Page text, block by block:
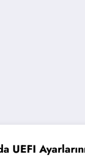
365